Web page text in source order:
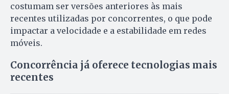
costumam ser versões anteriores às mais
recentes utilizadas por concorrentes, o que pode
impactar a velocidade e a estabilidade em redes
móveis.
Concorrência já oferece tecnologias mais
recentes